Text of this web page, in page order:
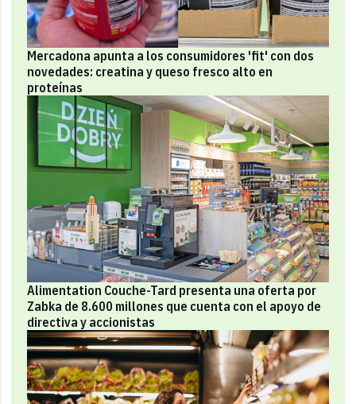
Mercadona apunta a los consumidores 'fit' con dos
novedades: creatina y queso fresco alto en
proteínas
Alimentation Couche-Tard presenta una oferta por
Zabka de 8.600 millones que cuenta con el apoyo de
directiva y accionistas